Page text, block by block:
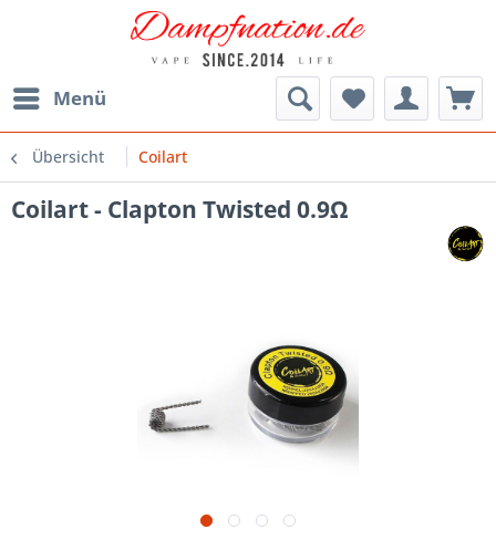
Menü
Übersicht Coilart
Coilart - Clapton Twisted 0.9Ω